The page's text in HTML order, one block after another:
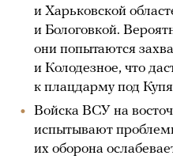
и Харьковской
и Бологовкой.
они попытаются
и Колодезное, что
к плацдарму под
Войска ВСУ на
испытывают
их оборона